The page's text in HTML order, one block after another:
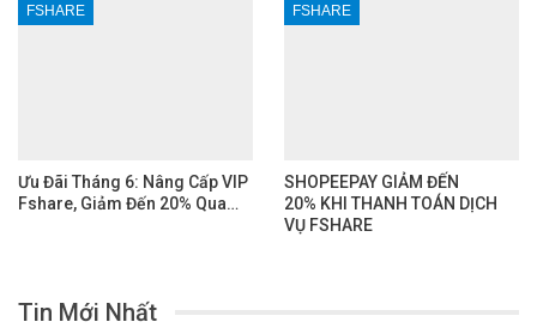
FSHARE
Ưu Đãi Tháng 6: Nâng Cấp VIP
Fshare, Giảm Đến 20% Qua…
FSHARE
SHOPEEPAY GIẢM ĐẾN
20% KHI THANH TOÁN DỊCH
VỤ FSHARE
Tin Mới Nhất